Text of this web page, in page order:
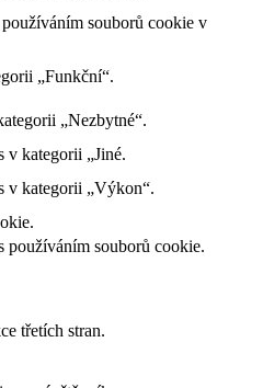
souborů cookie v
„Funkční“.
„Nezbytné“.
v kategorii „Jiné.
v kategorii „Výkon“.
používáním souborů cookie.
třetích stran.